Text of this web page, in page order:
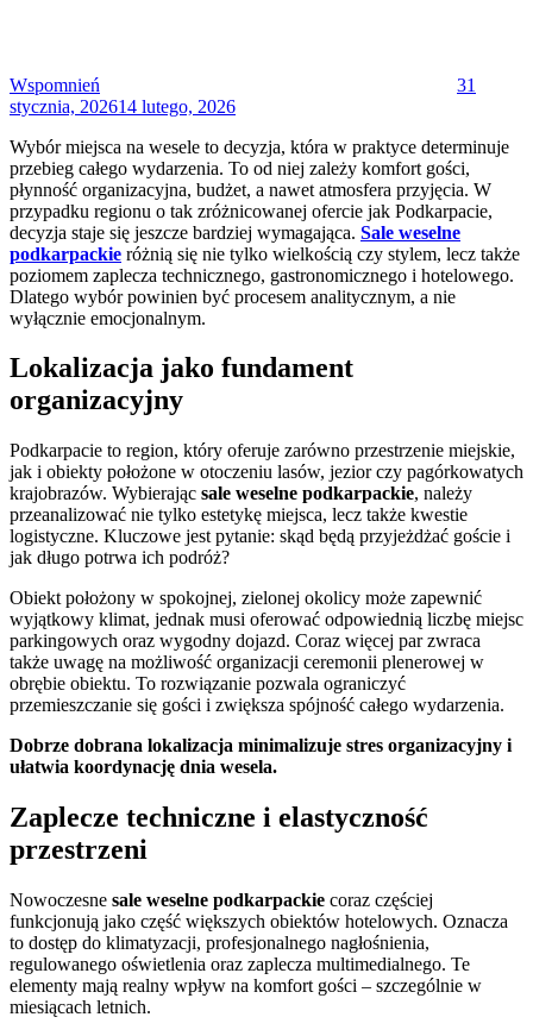
Wspomnień
31
stycznia, 202614 lutego, 2026
Wybór miejsca na wesele to decyzja, która w praktyce determinuje
przebieg całego wydarzenia. To od niej zależy komfort gości,
płynność organizacyjna, budżet, a nawet atmosfera przyjęcia. W
przypadku regionu o tak zróżnicowanej ofercie jak Podkarpacie,
decyzja staje się jeszcze bardziej wymagająca. Sale weselne
podkarpackie różnią się nie tylko wielkością czy stylem, lecz także
poziomem zaplecza technicznego, gastronomicznego i hotelowego.
Dlatego wybór powinien być procesem analitycznym, a nie
wyłącznie emocjonalnym.
Lokalizacja jako fundament
organizacyjny
Podkarpacie to region, który oferuje zarówno przestrzenie miejskie,
jak i obiekty położone w otoczeniu lasów, jezior czy pagórkowatych
krajobrazów. Wybierając sale weselne podkarpackie, należy
przeanalizować nie tylko estetykę miejsca, lecz także kwestie
logistyczne. Kluczowe jest pytanie: skąd będą przyjeżdżać goście i
jak długo potrwa ich podróż?
Obiekt położony w spokojnej, zielonej okolicy może zapewnić
wyjątkowy klimat, jednak musi oferować odpowiednią liczbę miejsc
parkingowych oraz wygodny dojazd. Coraz więcej par zwraca
także uwagę na możliwość organizacji ceremonii plenerowej w
obrębie obiektu. To rozwiązanie pozwala ograniczyć
przemieszczanie się gości i zwiększa spójność całego wydarzenia.
Dobrze dobrana lokalizacja minimalizuje stres organizacyjny i
ułatwia koordynację dnia wesela.
Zaplecze techniczne i elastyczność
przestrzeni
Nowoczesne sale weselne podkarpackie coraz częściej
funkcjonują jako część większych obiektów hotelowych. Oznacza
to dostęp do klimatyzacji, profesjonalnego nagłośnienia,
regulowanego oświetlenia oraz zaplecza multimedialnego. Te
elementy mają realny wpływ na komfort gości – szczególnie w
miesiącach letnich.